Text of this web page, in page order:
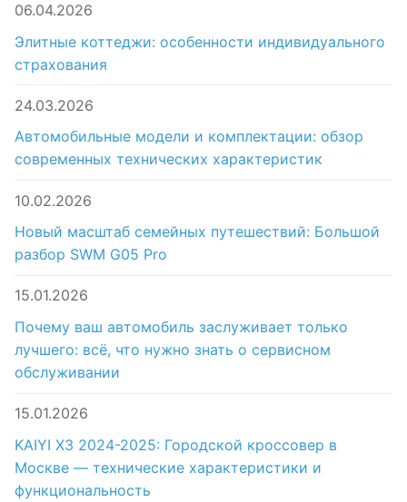
06.04.2026
Элитные коттеджи: особенности индивидуального
страхования
24.03.2026
Автомобильные модели и комплектации: обзор
современных технических характеристик
10.02.2026
Новый масштаб семейных путешествий: Большой
разбор SWM G05 Pro
15.01.2026
Почему ваш автомобиль заслуживает только
лучшего: всё, что нужно знать о сервисном
обслуживании
15.01.2026
KAIYI X3 2024-2025: Городской кроссовер в
Москве — технические характеристики и
функциональность